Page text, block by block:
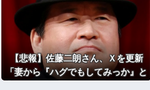
【悲報】佐藤二朗さん、Ｘを更新
「妻から『ハグでもしてみっか』と